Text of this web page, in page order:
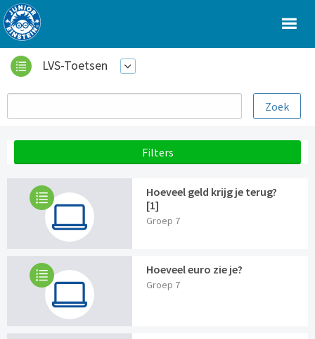
LVS-Toetsen
Filters
Hoeveel geld krijg je terug?
[1]
Groep 7
Hoeveel euro zie je?
Groep 7